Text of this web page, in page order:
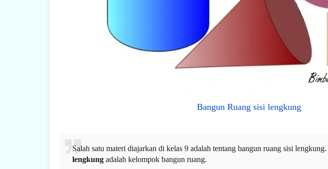
Bangun Ruang sisi lengkung
Salah satu materi diajarkan di kelas 9 adalah tentang bangun ruang sisi lengkung.
lengkungadalah kelompok bangun ruang.